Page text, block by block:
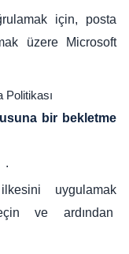
için, posta
üzere Microsoft
Politikası
bir bekletme
.
uygulamak
ve ardından